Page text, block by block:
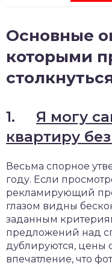
Основные
которыми
1. Я могу
квартиру
Весьма спорное
году. Если
рекламирующий
глазом видны
заданным
предложений над
дублируются, цены
впечатление, что